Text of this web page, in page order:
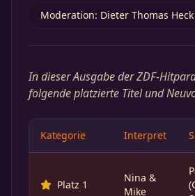
Moderation: Dieter Thomas Heck
In dieser Ausgabe der ZDF-
folgende platzierte Titel und
Kategorie Interpret
Platz 1
Nina &
Mike